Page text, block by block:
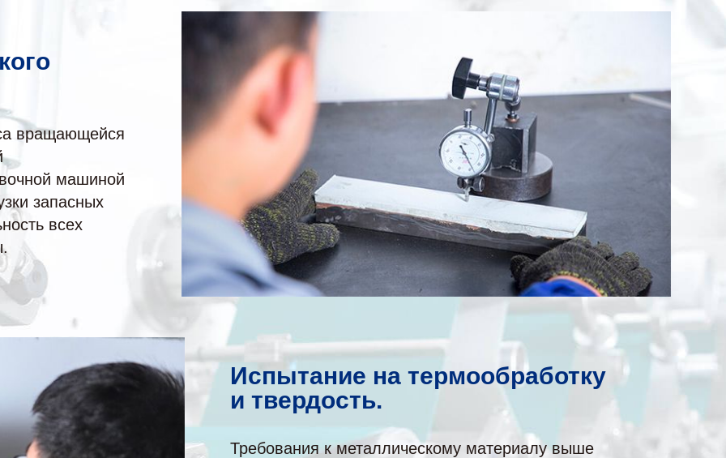
вращающейся
машиной
запасных
всех
Испытание на термообработку
и твердость.
Требования к металлическому материалу выше